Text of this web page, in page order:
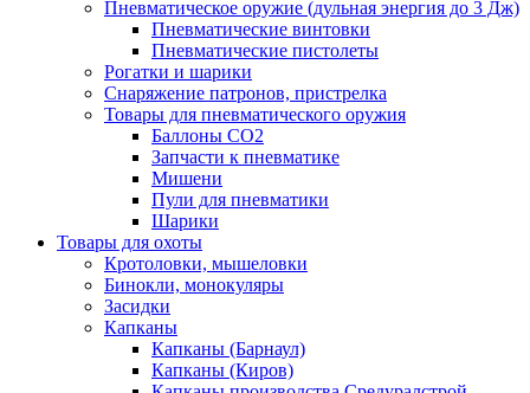
Пневматическое оружие (дульная энергия до 3 Дж)
Пневматические винтовки
Пневматические пистолеты
Рогатки и шарики
Снаряжение патронов, пристрелка
Товары для пневматического оружия
Баллоны СО2
Запчасти к пневматике
Мишени
Пули для пневматики
Шарики
Товары для охоты
Кротоловки, мышеловки
Бинокли, монокуляры
Засидки
Капканы
Капканы (Барнаул)
Капканы (Киров)